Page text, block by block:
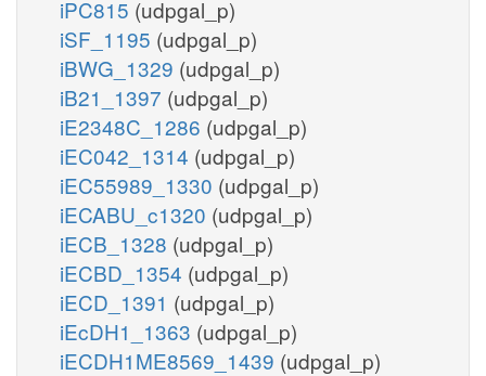
iPC815 (udpgal_p)
iSF_1195 (udpgal_p)
iBWG_1329 (udpgal_p)
iB21_1397 (udpgal_p)
iE2348C_1286 (udpgal_p)
iEC042_1314 (udpgal_p)
iEC55989_1330 (udpgal_p)
iECABU_c1320 (udpgal_p)
iECB_1328 (udpgal_p)
iECBD_1354 (udpgal_p)
iECD_1391 (udpgal_p)
iEcDH1_1363 (udpgal_p)
iECDH1ME8569_1439 (udpgal_p)